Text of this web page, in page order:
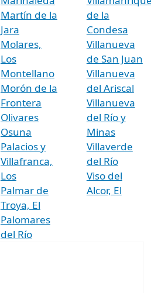
Martín de la
Jara
Molares,
Los
Montellano
Morón de la
Frontera
Olivares
Osuna
Palacios y
Villafranca,
Los
Palmar de
Troya, El
Palomares
del Río
de la
Condesa
Villanueva
de San Juan
Villanueva
del Ariscal
Villanueva
del Río y
Minas
Villaverde
del Río
Viso del
Alcor, El